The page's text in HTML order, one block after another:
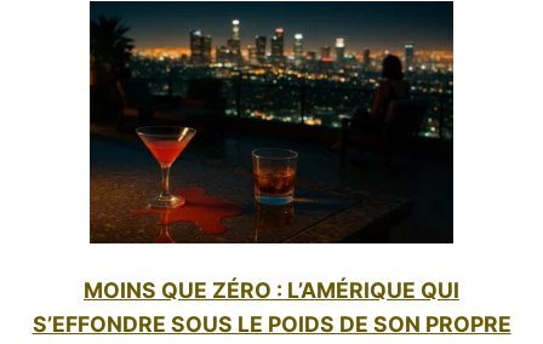
MOINS QUE ZÉRO : L’AMÉRIQUE QUI
S’EFFONDRE SOUS LE POIDS DE SON PROPRE